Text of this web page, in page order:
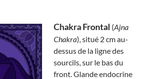
Chakra Frontal (Ajna
Chakra), situé 2 cm au-
dessus de la ligne des
sourcils, sur le bas du
front. Glande endocrine